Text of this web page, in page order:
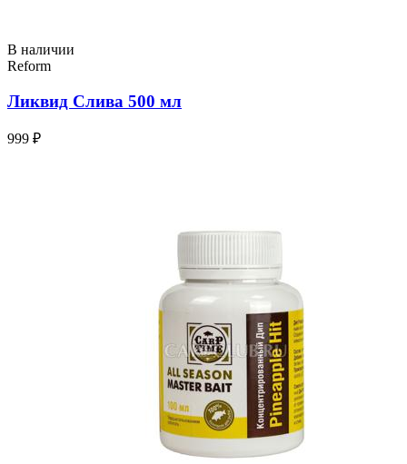
В наличии
Reform
Ликвид Слива 500 мл
999 ₽